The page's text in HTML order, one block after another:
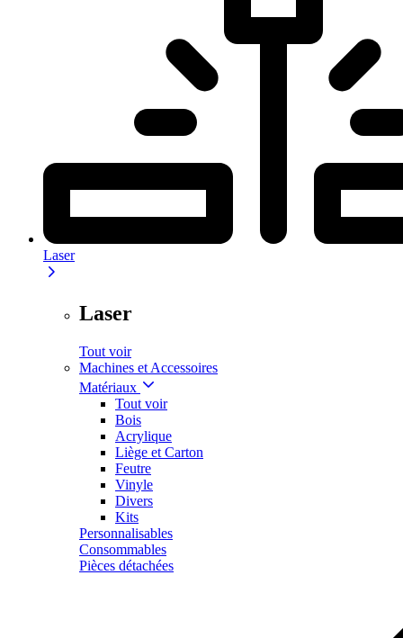
Laser
Laser
Tout voir
Machines et Accessoires
Matériaux
Tout voir
Bois
Acrylique
Liège et Carton
Feutre
Vinyle
Divers
Kits
Personnalisables
Consommables
Pièces détachées